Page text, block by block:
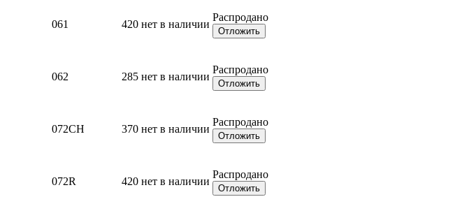
061 420 нет в наличии
Распродано
Отложить
062 285 нет в наличии
Распродано
Отложить
072CH 370 нет в наличии
Распродано
Отложить
072R 420 нет в наличии
Распродано
Отложить